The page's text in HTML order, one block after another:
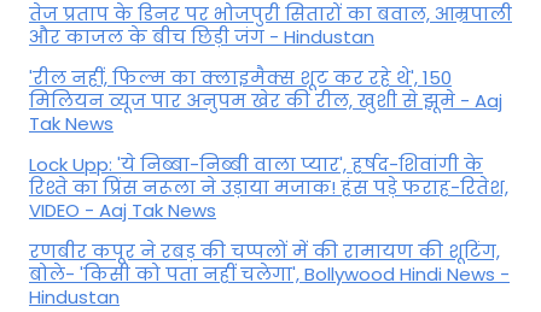
तेज प्रताप के डिनर पर भोजपुरी सितारों का बवाल, आम्रपाली
और काजल के बीच छिड़ी जंग - Hindustan
'रील नहीं, फिल्म का क्लाइमैक्स शूट कर रहे थे', 150
मिलियन व्यूज पार अनुपम खेर की रील, खुशी से झूमे - Aaj
Tak News
Lock Upp: 'ये निब्बा-निब्बी वाला प्यार', हर्षद-शिवांगी के
रिश्ते का प्रिंस नरूला ने उड़ाया मजाक! हंस पड़े फराह-रितेश,
VIDEO - Aaj Tak News
रणबीर कपूर ने रबड़ की चप्पलों में की रामायण की शूटिंग,
बोले- 'किसी को पता नहीं चलेगा', Bollywood Hindi News -
Hindustan